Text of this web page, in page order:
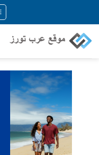
content